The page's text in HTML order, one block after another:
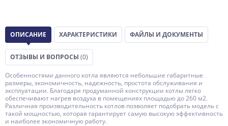
ОПИСАНИЕ ХАРАКТЕРИСТИКИ ФАЙЛЫ И ДОКУМЕНТЫ
ОТЗЫВЫ И ВОПРОСЫ (0)
Особенностями данного котла являются небольшие габаритные
размеры, экономичность, надежность, простота обслуживания и
эксплуатации. Благодаря продуманной конструкции котлы легко
обеспечивают нагрев воздуха в помещениях площадью до 260 м2.
Различная производительность котлов позволяет подобрать модель с
такой мощностью, которая гарантирует самую высокую эффективность
и наиболее экономичную работу.